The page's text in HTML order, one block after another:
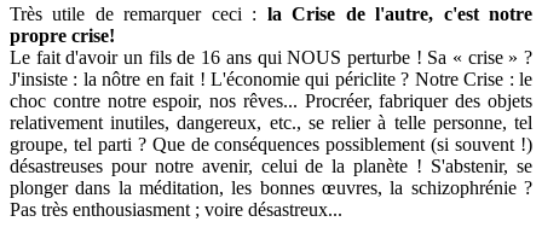
Très utile de remarquer ceci : la Crise de l'autre, c'est notre
propre crise!
Le fait d'avoir un fils de 16 ans qui NOUS perturbe ! Sa « crise » ?
J'insiste : la nôtre en fait ! L'économie qui périclite ? Notre Crise : le
choc contre notre espoir, nos rêves... Procréer, fabriquer des objets
relativement inutiles, dangereux, etc., se relier à telle personne, tel
groupe, tel parti ? Que de conséquences possiblement (si souvent !)
désastreuses pour notre avenir, celui de la planète ! S'abstenir, se
plonger dans la méditation, les bonnes œuvres, la schizophrénie ?
Pas très enthousiasment ; voire désastreux...